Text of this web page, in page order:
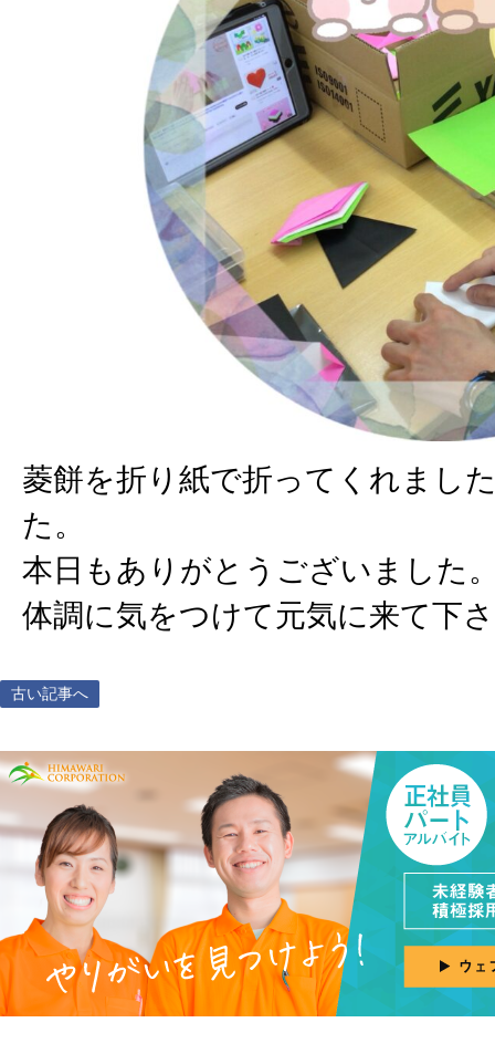
菱餅を折り紙で折ってくれまし
た。
本日もありがとうございました
体調に気をつけて元気に来て下
古い記事へ